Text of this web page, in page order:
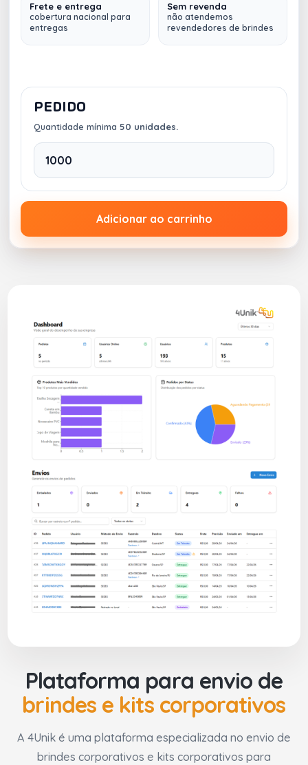
1Garrafa 750mlem inox com tampa rosqueável e
pintura fosca. (17011f)
e 1Bolinha emborrachada. (04087)
1Sacola térmica flexível
e interior forrado. Estrutura removível em alumínio,
Imagens Meramente Ilustrativas.
de forma unificada sem burocracia!
SELECIONE AS MEDIDAS ABAIXO PARA ORÇAMENTO.
ATENÇÃO: TRABALHAMOS SOMENTE
COM PEDIDOS ACIMA DE 50 UNIDADES
Frete e entrega
cobertura nacional para
entregas
Sem revenda
não atendemos
revendedores de brindes
PEDIDO
Quantidade mínima 50 unidades.
Adicionar ao carrinho
Plataforma para envio de
brindes e kits corporativos
A 4Unik é uma plataforma especializada no envio de
brindes corporativos e kits corporativos para